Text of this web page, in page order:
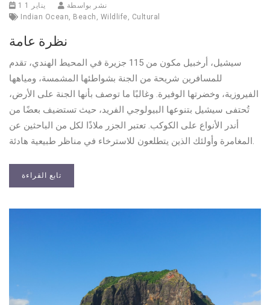
1 يناير 1
نشر بواسطة
Indian Ocean
Beach Wildlife Cultural
نظرة عامة
سيشيل، أرخبيل مكون من 115 جزيرة في المحيط الهندي، تقدم
للمسافرين شريحة من الجنة بشواطئها المشمسة، ومياهها
الفيروزية، وخضرتها الوفيرة. وغالبًا ما توصف بأنها الجنة على الأرض،
تُحتفى سيشيل بتنوعها البيولوجي الفريد، حيث تستضيف بعضًا من
أندر الأنواع على الكوكب. تعتبر الجزر ملاذًا لكل من الباحثين عن
المغامرة وأولئك الذين يتطلعون للاسترخاء في مناظر طبيعية هادئة.
تابع القراءة